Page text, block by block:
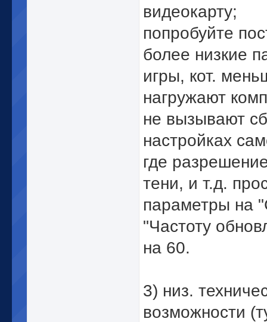
видеокарту;
попробуйте
более низкие
игры, кот.
нагружают
не вызывают
настройках
где
тени, и т.д.
параметры на
"Частоту
на 60.
3) низ.
возможности